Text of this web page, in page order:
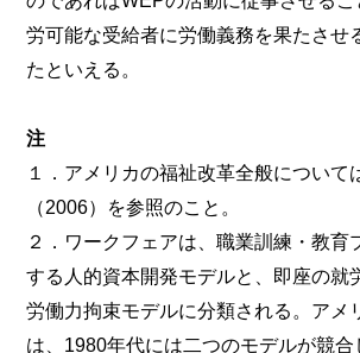
労可能な受給者に労働義務を果たさせ
たといえる。
注
１．アメリカの福祉改革全般について
（2006）を参照のこと。
２．ワークフェアは、職業訓練・教育
する人的資本開発モデルと、即座の就
労働力拘束モデルに分類される。アメ
は、1980年代には二つのモデルが競合